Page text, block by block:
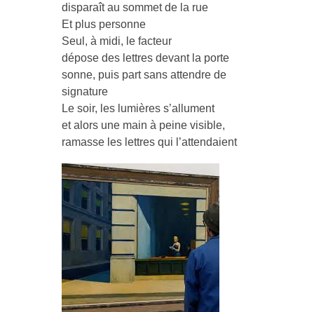
disparaît au sommet de la rue
Et plus personne
Seul, à midi, le facteur
dépose des lettres devant la porte
sonne, puis part sans attendre de
signature
Le soir, les lumières s’allument
et alors une main à peine visible,
ramasse les lettres qui l’attendaient